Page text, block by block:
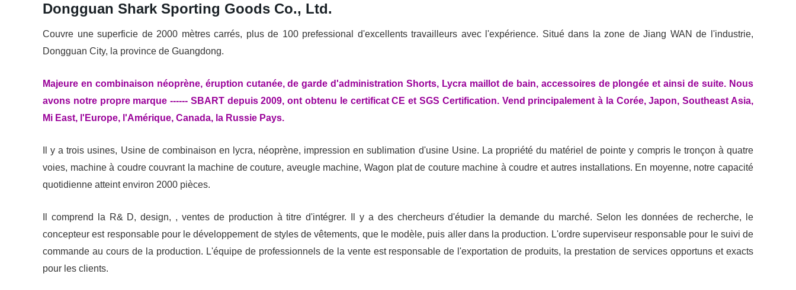
Dongguan Shark Sporting Goods Co., Ltd.
Couvre une superficie de 2000 mètres carrés, plus de 100 prefessional d'excellents travailleurs avec l'expérience. Situé dans la zone de Jiang WAN de l'industrie,
Dongguan City, la province de Guangdong.
Majeure en combinaison néoprène, éruption cutanée, de garde d'administration Shorts, Lycra maillot de bain, accessoires de plongée et ainsi de suite. Nous
avons notre propre marque ------ SBART depuis 2009, ont obtenu le certificat CE et SGS Certification. Vend principalement à la Corée, Japon, Southeast Asia,
Mi East, l'Europe, l'Amérique, Canada, la Russie Pays.
Il y a trois usines, Usine de combinaison en lycra, néoprène, impression en sublimation d'usine Usine. La propriété du matériel de pointe y compris le tronçon à quatre
voies, machine à coudre couvrant la machine de couture, aveugle machine, Wagon plat de couture machine à coudre et autres installations. En moyenne, notre capacité
quotidienne atteint environ 2000 pièces.
Il comprend la R& D, design, , ventes de production à titre d'intégrer. Il y a des chercheurs d'étudier la demande du marché. Selon les données de recherche, le
concepteur est responsable pour le développement de styles de vêtements, que le modèle, puis aller dans la production. L'ordre superviseur responsable pour le suivi de
commande au cours de la production. L'équipe de professionnels de la vente est responsable de l'exportation de produits, la prestation de services opportuns et exacts
pour les clients.